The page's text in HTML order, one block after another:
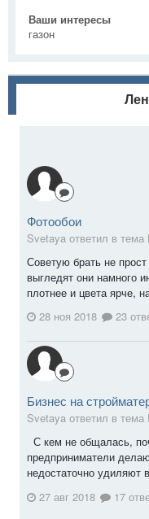
Ваши интересы
газон
Фотообои
Svetaya ответил в
Советую брать не
выгледят они намного
плотнее и цвета ярче,
28 ноя 2018
23
Бизнес на
Svetaya ответил в тема
С кем не общалась,
предприниматели
недостаточно удиляют
27 авг 2018
17